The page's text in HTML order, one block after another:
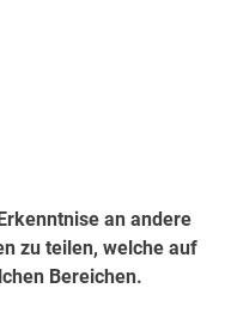
an andere
zu teilen, welche auf
Bereichen.